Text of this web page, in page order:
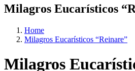
Milagros Eucarísticos
Home
Milagros Eucarísticos “Reinare”
Milagros